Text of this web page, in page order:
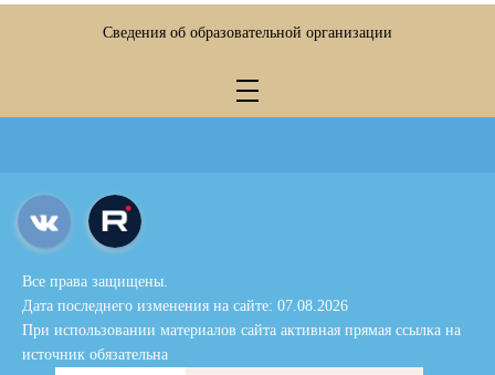
Сведения об образовательной организации
Все права защищены.
Дата последнего изменения на сайте: 07.08.2026
При использовании материалов сайта активная прямая ссылка на
источник обязательна